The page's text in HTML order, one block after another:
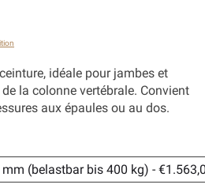
idéale pour jambes et
la colonne vertébrale. Convient
aux épaules ou au dos.